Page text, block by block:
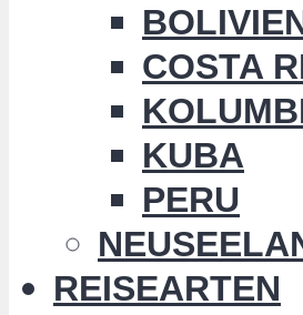
COSTA
KUBA
PERU
REISEARTEN